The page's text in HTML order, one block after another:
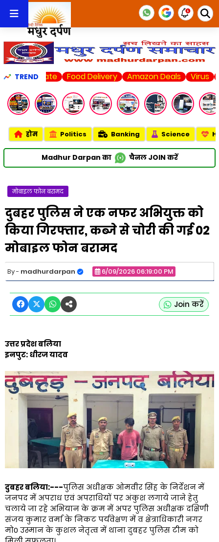
TREND
State Food Delivery Amazon Deals Virus
होम Politics Banking Science
Madhur Darpan का चैनल JOIN करें
मोबाइल फोन बरामद
दुबहर पुलिस ने एक नफर अभियुक्त को
किया गिरफ्तार, कब्जे से चोरी की गई 02
मोबाइल फोन बरामद
madhurdarpan 6/09/2026 06:19:00 PM
Join करें
उत्तर प्रदेश बलिया
इनपुट: धीरज यादव
दुबहर बलिया:---पुलिस अधीक्षक ओमवीर सिंह के निर्देशन में
जनपद में अपराध एवं अपराधियों पर अंकुश लगाये जाने हेतु
चलाये जा रहे अभियान के क्रम में अपर पुलिस अधीक्षक दक्षिणी
संजय कुमार वर्मा के निकट पर्यवेक्षण में व क्षेत्राधिकारी नगर
मो0 उस्मान के कुशल नेतृत्व में थाना दुबहर पुलिस टीम को